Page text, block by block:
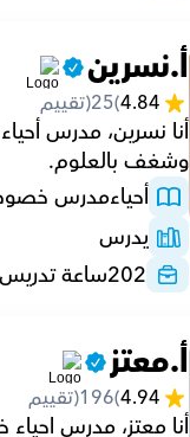
أ.نسرين
4.84
(
25(تقييم
وشغف بالعلوم.
أحياءمدرس
يدرس
202ساعة
أ.معتز
4.94
(
196(تقييم